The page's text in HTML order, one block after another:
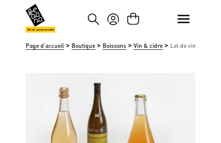
au contenu principal
Passer à la recherche
Marché paysan mondial
Page d'accueil > Boutique > Boissons > Vin & cidre > Lot de vins